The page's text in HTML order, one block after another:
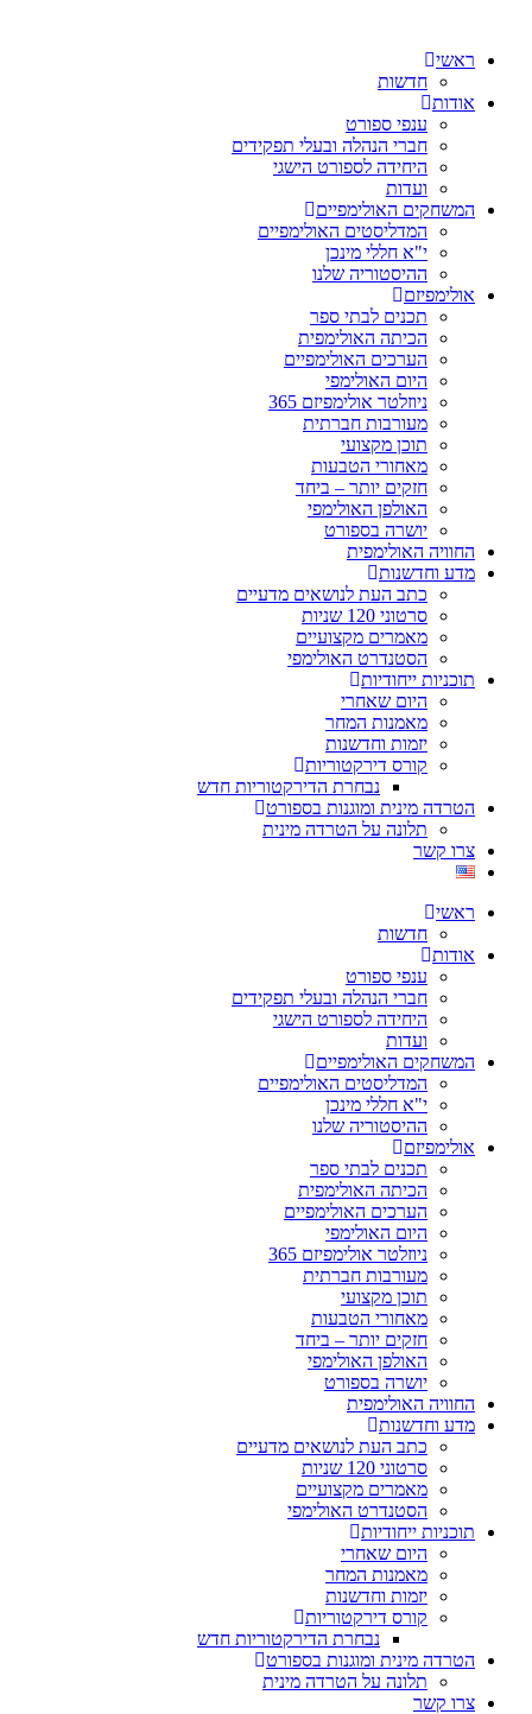
ראשי
חדשות
אודות
ענפי ספורט
חברי הנהלה ובעלי תפקידים
היחידה לספורט הישגי
ועדות
המשחקים האולימפיים
המדליסטים האולימפיים
י"א חללי מינכן
ההיסטוריה שלנו
אולימפיזם
תכנים לבתי ספר
הכיתה האולימפית
הערכים האולימפיים
היום האולימפי
ניוזלטר אולימפיזם 365
מעורבות חברתית
תוכן מקצועי
מאחורי הטבעות
חזקים יותר – ביחד
האולפן האולימפי
יושרה בספורט
החוויה האולימפית
מדע וחדשנות
כתב העת לנושאים מדעיים
סרטוני 120 שניות
מאמרים מקצועיים
הסטנדרט האולימפי
תוכניות ייחודיות
היום שאחרי
מאמנות המחר
יזמות וחדשנות
קורס דירקטוריות
נבחרת הדירקטוריות חדש
הטרדה מינית ומוגנות בספורט
תלונה על הטרדה מינית
צרו קשר
ראשי
חדשות
אודות
ענפי ספורט
חברי הנהלה ובעלי תפקידים
היחידה לספורט הישגי
ועדות
המשחקים האולימפיים
המדליסטים האולימפיים
י"א חללי מינכן
ההיסטוריה שלנו
אולימפיזם
תכנים לבתי ספר
הכיתה האולימפית
הערכים האולימפיים
היום האולימפי
ניוזלטר אולימפיזם 365
מעורבות חברתית
תוכן מקצועי
מאחורי הטבעות
חזקים יותר – ביחד
האולפן האולימפי
יושרה בספורט
החוויה האולימפית
מדע וחדשנות
כתב העת לנושאים מדעיים
סרטוני 120 שניות
מאמרים מקצועיים
הסטנדרט האולימפי
תוכניות ייחודיות
היום שאחרי
מאמנות המחר
יזמות וחדשנות
קורס דירקטוריות
נבחרת הדירקטוריות חדש
הטרדה מינית ומוגנות בספורט
תלונה על הטרדה מינית
צרו קשר